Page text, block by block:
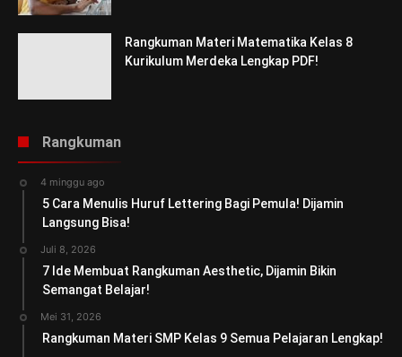
Rangkuman Materi Matematika Kelas 8
Kurikulum Merdeka Lengkap PDF!
Rangkuman
4 minggu ago
5 Cara Menulis Huruf Lettering Bagi Pemula! Dijamin
Langsung Bisa!
Juli 8, 2026
7 Ide Membuat Rangkuman Aesthetic, Dijamin Bikin
Semangat Belajar!
Mei 31, 2026
Rangkuman Materi SMP Kelas 9 Semua Pelajaran Lengkap!